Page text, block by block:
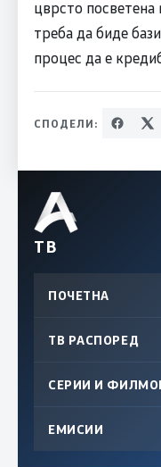
цврсто посветена
треба да биде
процес да е
СПОДЕЛИ:
ТВ
ПОЧЕТНА
ТВ РАСПОРЕД
СЕРИИ И
ЕМИСИИ